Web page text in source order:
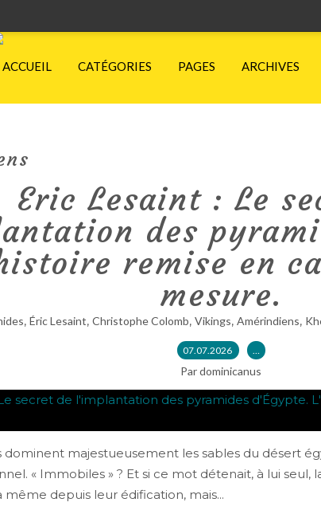
ACCUEIL CATÉGORIES PAGES ARCHIVES
Eric Lesaint : Le
des
remise en
mesure.
, Éric Lesaint, Christophe Colomb, Vikings, Amérindiens,
07.07.2026 …
Par dominicanus
dominent majestueusement les sables du désert
« Immobiles » ? Et si ce mot détenait, à lui seul,
même depuis leur édification, mais...